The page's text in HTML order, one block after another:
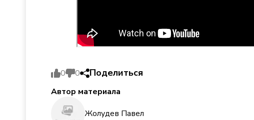
0 0 Поделиться
Автор материала
Жолудев Павел